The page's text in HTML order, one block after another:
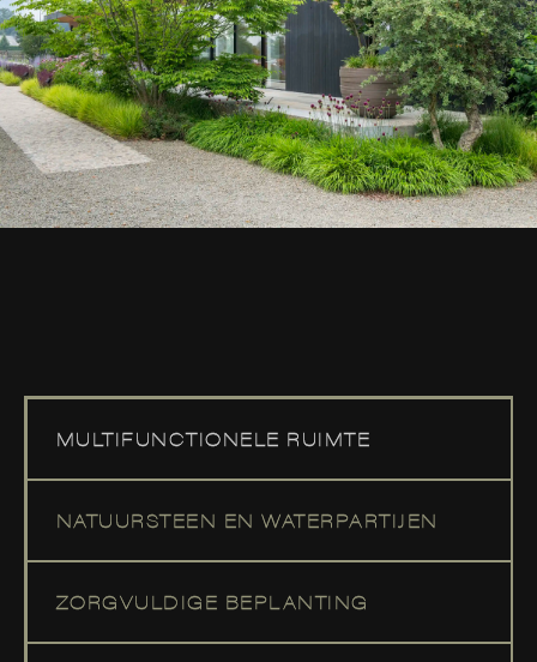
MULTIFUNCTIONELE RUIMTE
NATUURSTEEN EN WATERPARTIJEN
ZORGVULDIGE BEPLANTING